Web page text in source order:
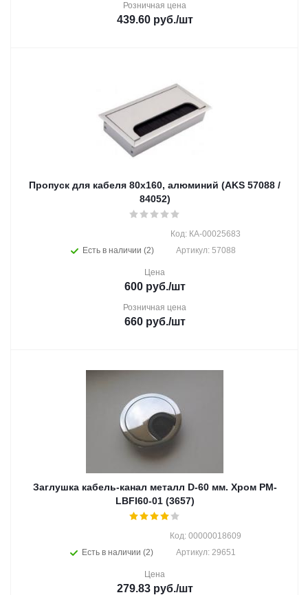
Розничная цена
439.60руб./шт
Пропуск для кабеля 80х160, алюминий (AKS 57088 /
84052)
Есть в наличии (2)
Код: КА-00025683
Артикул: 57088
Цена
600руб./шт
Розничная цена
660руб./шт
Заглушка кабель-канал металл D-60 мм. Хром PM-
LBFI60-01 (3657)
Есть в наличии (2)
Код: 00000018609
Артикул: 29651
Цена
279.83руб./шт